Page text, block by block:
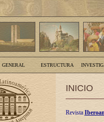
GENERAL ESTRUCTURA
INICIO
Revista